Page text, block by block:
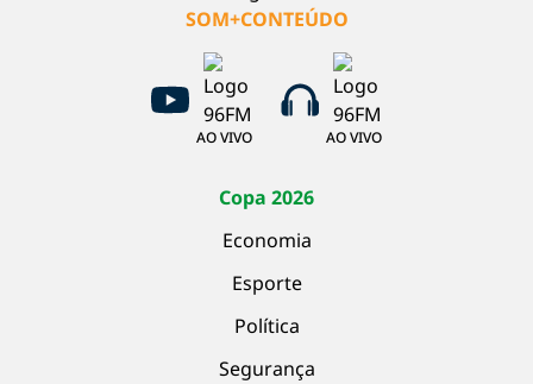
SOM+CONTEÚDO
AO VIVO AO VIVO
Copa 2026
Economia
Esporte
Política
Segurança